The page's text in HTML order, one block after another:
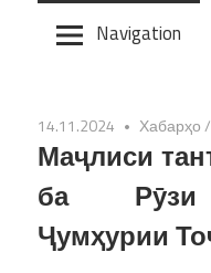
Navigation
14.11.2024 Хабарҳо/
Маҷлиси
ба Рӯзи
Ҷумҳурии